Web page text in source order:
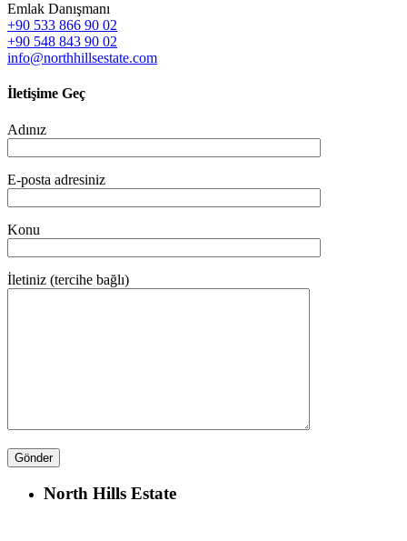
Emlak Danışmanı
+90 533 866 90 02
+90 548 843 90 02
info@northhillsestate.com
İletişime Geç
Adınız
E-posta adresiniz
Konu
İletiniz (tercihe bağlı)
North Hills Estate